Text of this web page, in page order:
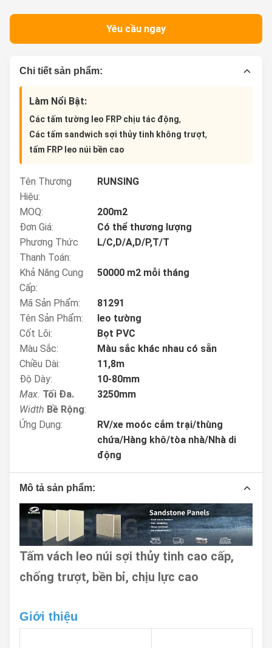
Yêu cầu ngay
Chi tiết sản phẩm:
Làm Nổi Bật:
Các tấm tường leo FRP chịu tác động,
Các tấm sandwich sợi thủy tinh không trượt,
tấm FRP leo núi bền cao
Tên Thương
Hiệu:
RUNSING
MOQ:
200m2
Đơn Giá:
Có thể thương lượng
Phương Thức
Thanh Toán:
L/C,D/A,D/P,T/T
Khả Năng Cung
Cấp:
50000 m2 mỗi tháng
Mã Sản Phẩm:
81291
Tên Sản Phẩm:
leo tường
Cốt Lõi:
Bọt PVC
Màu Sắc:
Màu sắc khác nhau có sẵn
Chiều Dài:
11,8m
Độ Dày:
10-80mm
Max. Tối Đa.
Width Bề Rộng:
3250mm
Ứng Dụng:
RV/xe moóc cắm trại/thùng
chứa/Hàng khô/tòa nhà/Nhà di
động
Mô tả sản phẩm:
Tấm vách leo núi sợi thủy tinh cao cấp,
chống trượt, bền bỉ, chịu lực cao
Giới thiệu